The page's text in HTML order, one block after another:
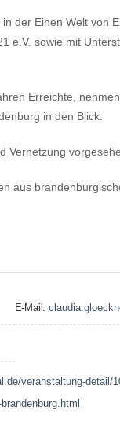
der Einen Welt von
e.V. sowie mit
Erreichte,
in den Blick.
Ver­net­zung
aus
E-Mail:
veranstaltung-detail/